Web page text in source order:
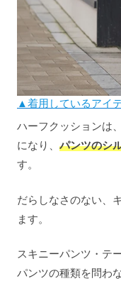
▲着用しているアイ
ハーフクッションは
になり、 パンツのシ
す。
だらしなさのない、
ます。
スキニーパンツ・テ
パンツの種類を問わ